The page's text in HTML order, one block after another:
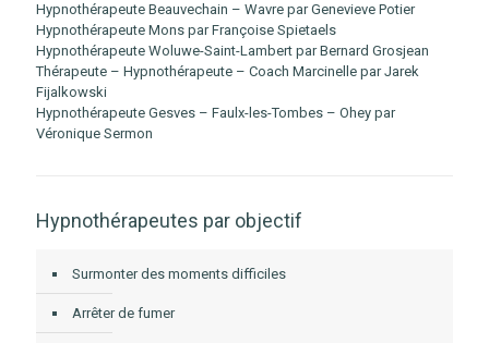
Hypnothérapeute Beauvechain – Wavre par Genevieve Potier
Hypnothérapeute Mons par Françoise Spietaels
Hypnothérapeute Woluwe-Saint-Lambert par Bernard Grosjean
Thérapeute – Hypnothérapeute – Coach Marcinelle par Jarek
Fijalkowski
Hypnothérapeute Gesves – Faulx-les-Tombes – Ohey par
Véronique Sermon
Hypnothérapeutes par objectif
Surmonter des moments difficiles
Arrêter de fumer